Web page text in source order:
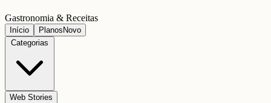
Gastronomia & Receitas
Início Planos Novo
Categorias
Web Stories